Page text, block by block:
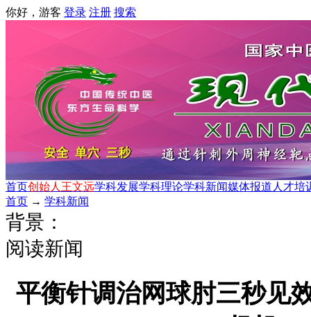
你好，游客 登录 注册 搜索
首页创始人王文远学科发展学科理论学科新闻媒体报道 人才培
首页 → 学科新闻
背景：
阅读新闻
平衡针调治网球肘三秒